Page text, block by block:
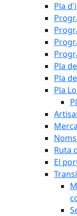
Pla
Pla
Pla
Pla
Ruta
El